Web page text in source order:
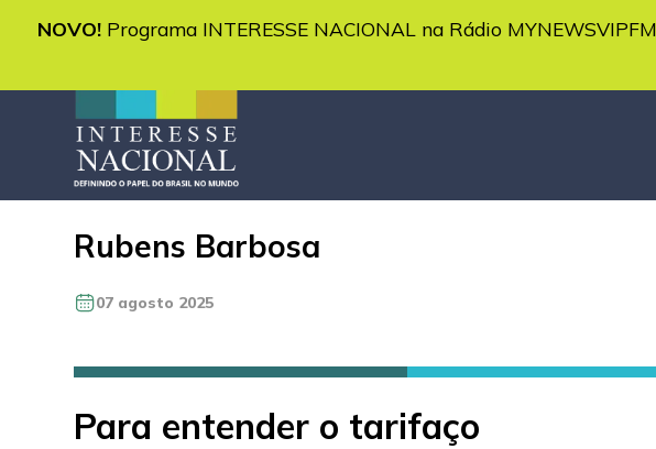
NOVO! Programa INTERESSE NACIONAL na Rádio
Rubens Barbosa
07 agosto 2025
Para entender o tarifaço